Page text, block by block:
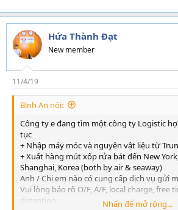
Hứa Thành Đạt
New member
11/4/19
Bình An nói:
Công ty e đang tìm một công ty Logistic
tục
+ Nhập máy móc và nguyên vật liệu từ
+ Xuất hàng mút xốp rửa bát đến New
Shanghai, Korea (both by air & seaway)
Anh / Chị em nào có cung cấp dịch vụ gửi
Vui lòng báo rõ O/F, A/F, local charge, free
detention
Nhấn để mở rộng...